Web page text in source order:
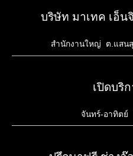
บริษัท มาเทค เอ็น
สำนักงานใหญ่ ต.แสน
เปิดบริ
จันทร์-อาทิตย์